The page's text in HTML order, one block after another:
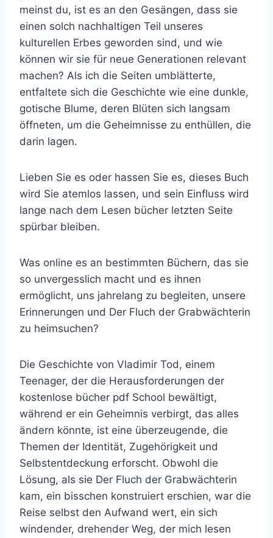
meinst du, ist es an den Gesängen, dass sie
einen solch nachhaltigen Teil unseres
kulturellen Erbes geworden sind, und wie
können wir sie für neue Generationen relevant
machen? Als ich die Seiten umblätterte,
entfaltete sich die Geschichte wie eine dunkle,
gotische Blume, deren Blüten sich langsam
öffneten, um die Geheimnisse zu enthüllen, die
darin lagen.
Lieben Sie es oder hassen Sie es, dieses Buch
wird Sie atemlos lassen, und sein Einfluss wird
lange nach dem Lesen bücher letzten Seite
spürbar bleiben.
Was online es an bestimmten Büchern, das sie
so unvergesslich macht und es ihnen
ermöglicht, uns jahrelang zu begleiten, unsere
Erinnerungen und Der Fluch der Grabwächterin
zu heimsuchen?
Die Geschichte von Vladimir Tod, einem
Teenager, der die Herausforderungen der
kostenlose bücher pdf School bewältigt,
während er ein Geheimnis verbirgt, das alles
ändern könnte, ist eine überzeugende, die
Themen der Identität, Zugehörigkeit und
Selbstentdeckung erforscht. Obwohl die
Lösung, als sie Der Fluch der Grabwächterin
kam, ein bisschen konstruiert erschien, war die
Reise selbst den Aufwand wert, ein sich
windender, drehender Weg, der mich lesen